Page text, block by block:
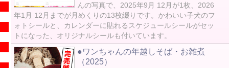
んの写真で、2025年9月 12月が1枚、2026
年1月 12月までが月めくりの13枚綴りです。かわいい子犬のフ
ォトシールと、カレンダーに貼れるスケジュールシールがセッ
トになった、オリジナルシールも付いています。
●ワンちゃんの年越しそば・お雑煮
（2025）